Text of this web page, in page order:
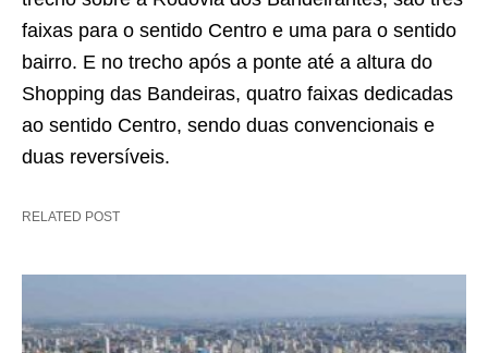
faixas para o sentido Centro e uma para o sentido
bairro. E no trecho após a ponte até a altura do
Shopping das Bandeiras, quatro faixas dedicadas
ao sentido Centro, sendo duas convencionais e
duas reversíveis.
RELATED POST